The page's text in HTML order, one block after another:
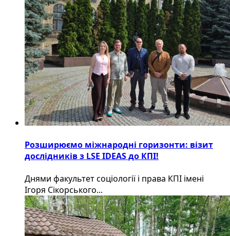
Розширюємо міжнародні горизонти: візит
дослідників з LSE IDEAS до КПІ!
Днями факультет соціології і права КПІ імені
Ігоря Сікорського...